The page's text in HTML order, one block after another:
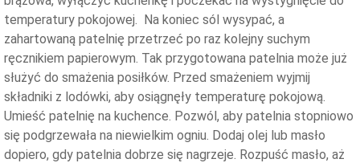
temperatury pokojowej. Na koniec sól wysypać, a
zahartowaną patelnię przetrzeć po raz kolejny suchym
ręcznikiem papierowym. Tak przygotowana patelnia może już
służyć do smażenia posiłków. Przed smażeniem wyjmij
składniki z lodówki, aby osiągnęły temperaturę pokojową.
Umieść patelnię na kuchence. Pozwól, aby patelnia stopniowo
się podgrzewała na niewielkim ogniu. Dodaj olej lub masło
dopiero, gdy patelnia dobrze się nagrzeje. Rozpuść masło, aż